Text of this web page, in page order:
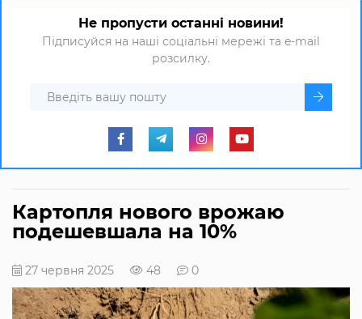
Не пропусти останні новини!
Підписуйся на наші соціальні мережі та e-mail
розсилку.
Картопля нового врожаю
подешевшала на 10%
27 червня 2025 48 0